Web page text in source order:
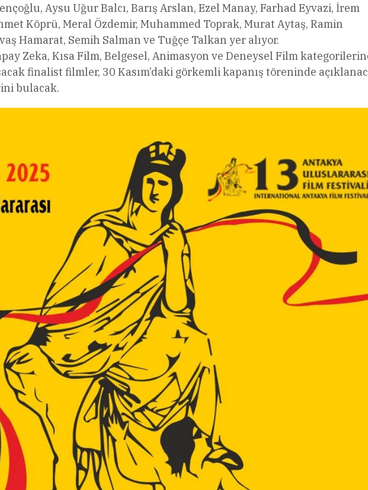
Aysu Uğur Balcı, Barış Arslan, Ezel Manay, Farhad Eyvazi, İrem
Köprü, Meral Özdemir, Muhammed Toprak, Murat Aytaş, Ramin
Hamarat, Semih Salman ve Tuğçe Talkan yer alıyor.
Zeka, Kısa Film, Belgesel, Animasyon ve Deneysel Film
finalist filmler, 30 Kasım’daki görkemli kapanış töreninde
bulacak.